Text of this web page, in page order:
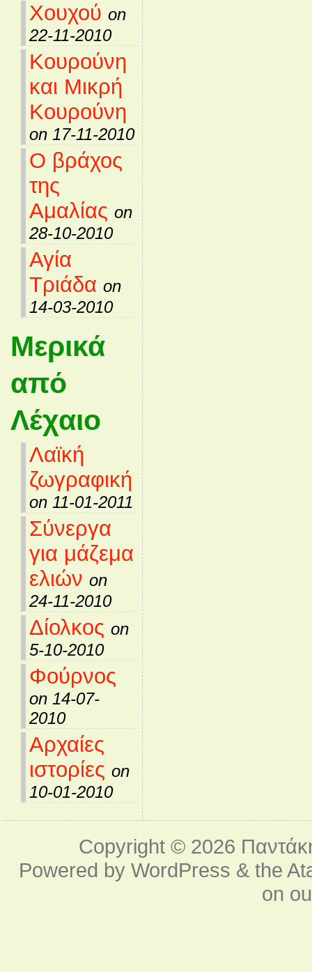
Χουχού on
22-11-2010
Κουρούνη
και Μικρή
Κουρούνη
on 17-11-2010
Ο βράχος
της
Αμαλίας on
28-10-2010
Αγία
Τριάδα on
14-03-2010
Μερικά
από
Λέχαιο
Λαϊκή
ζωγραφική
on 11-01-2011
Σύνεργα
για μάζεμα
ελιών on
24-11-2010
Δίολκος on
5-10-2010
Φούρνος
on 14-07-
2010
Αρχαίες
ιστορίες on
10-01-2010
Copyright © 2026
Powered byWordPress & the
on